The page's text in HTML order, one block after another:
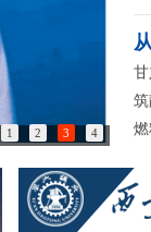
85
1 2 3 4